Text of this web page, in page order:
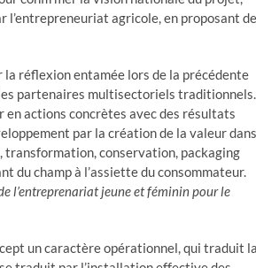
l’entrepreneuriat agricole, en proposant
la réflexion entamée lors de la précédente
partenaires multisectoriels traditionnels.
en actions concrètes avec des résultats
par la création de la valeur dans
transformation, conservation, packaging
du champ à l’assiette du consommateur.
l’entreprenariat jeune et féminin pour le
un caractère opérationnel, qui traduit la